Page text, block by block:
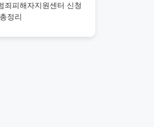
죄피해자지원센터 신청
정리